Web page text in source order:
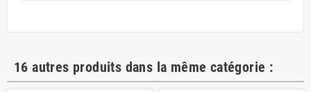
16 autres produits dans la même catégorie :